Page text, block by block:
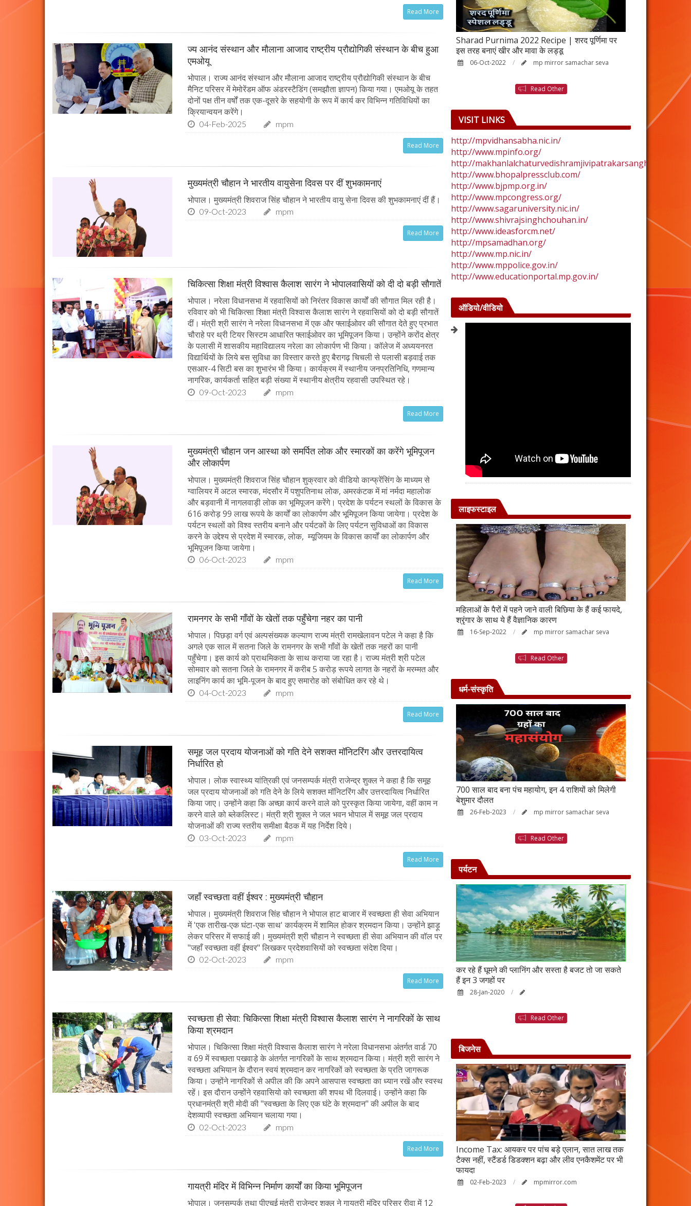
Read More
ज्य आनंद संस्थान और मौलाना आजाद राष्ट्रीय प्रौद्योगिकी संस्थान के बीच हुआ
एमओयू
भोपाल। राज्य आनंद संस्थान और मौलाना आजाद राष्ट्रीय प्रौद्योगिकी संस्थान के बीच
मैनिट परिसर में मेमोरेंडम ऑफ अंडरस्टैडिंग (समझौता ज्ञापन) किया गया। एमओयू के तहत
दोनों पक्ष तीन वर्षों तक एक-दूसरे के सहयोगी के रूप में कार्य कर विभिन्न गतिविधियों का
क्रियान्वयन करेंगे।
04-Feb-2025 mpm
Read More
मुख्यमंत्री चौहान ने भारतीय वायुसेना दिवस पर दीं शुभकामनाएं
भोपाल। मुख्यमंत्री शिवराज सिंह चौहान ने भारतीय वायु सेना दिवस की शुभकामनाएं दीं हैं।
09-Oct-2023 mpm
Read More
चिकित्सा शिक्षा मंत्री विश्वास कैलाश सारंग ने भोपालवासियों को दी दो बड़ी सौगातें
भोपाल। नरेला विधानसभा में रहवासियों को निरंतर विकास कार्यों की सौगात मिल रही है।
रविवार को भी चिकित्सा शिक्षा मंत्री विश्वास कैलाश सारंग ने रहवासियों को दो बड़ी सौगातें
दीं। मंत्री श्री सारंग ने नरेला विधानसभा में एक और फ्लाईओवर की सौगात देते हुए प्रभात
चौराहे पर थ्री टियर सिस्टम आधारित फ्लाईओवर का भूमिपूजन किया। उन्होंने करोंद क्षेत्र
के पलासी में शासकीय महाविद्यालय नरेला का लोकार्पण भी किया। कॉलेज में अध्ययनरत
विद्यार्थियों के लिये बस सुविधा का विस्तार करते हुए बैरागढ़ चिचली से पलासी बड़वाई तक
एसआर-4 सिटी बस का शुभारंभ भी किया। कार्यक्रम में स्थानीय जनप्रतिनिधि, गणमान्य
नागरिक, कार्यकर्ता सहित बड़ी संख्या में स्थानीय क्षेत्रीय रहवासी उपस्थित रहे।
09-Oct-2023 mpm
Read More
मुख्यमंत्री चौहान जन आस्था को समर्पित लोक और स्मारकों का करेंगे भूमिपूजन
और लोकार्पण
भोपाल। मुख्यमंत्री शिवराज सिंह चौहान शुक्रवार को वीडियो कान्फ्रेंसिंग के माध्यम से
ग्वालियर में अटल स्मारक, मंदसौर में पशुपतिनाथ लोक, अमरकंटक में मां नर्मदा महालोक
और बड़वानी में नागलवाड़ी लोक का भूमिपूजन करेंगे। प्रदेश के पर्यटन स्थलों के विकास के
616 करोड़ 99 लाख रूपये के कार्यों का लोकार्पण और भूमिपूजन किया जायेगा। प्रदेश के
पर्यटन स्थलों को विश्व स्तरीय बनाने और पर्यटकों के लिए पर्यटन सुविधाओं का विकास
करने के उद्देश्य से प्रदेश में स्मारक, लोक, म्यूजियम के विकास कार्यों का लोकार्पण और
भूमिपूजन किया जायेगा।
06-Oct-2023 mpm
Read More
रामनगर के सभी गाँवों के खेतों तक पहुँचेगा नहर का पानी
भोपाल। पिछड़ा वर्ग एवं अल्पसंख्यक कल्याण राज्य मंत्री रामखेलावन पटेल ने कहा है कि
अगले एक साल में सतना जिले के रामनगर के सभी गाँवों के खेतों तक नहरों का पानी
पहुँचेगा। इस कार्य को प्राथमिकता के साथ कराया जा रहा है। राज्य मंत्री श्री पटेल
सोमवार को सतना जिले के रामनगर में करीब 5 करोड़ रूपये लागत के नहरों के मरम्मत और
लाइनिंग कार्य का भूमि-पूजन के बाद हुए समारोह को संबोधित कर रहे थे।
04-Oct-2023 mpm
Read More
समूह जल प्रदाय योजनाओं को गति देने सशक्त मॉनिटरिंग और उत्तरदायित्व
निर्धारित हो
भोपाल। लोक स्वास्थ्य यांत्रिकी एवं जनसम्पर्क मंत्री राजेन्द्र शुक्ल ने कहा है कि समूह
जल प्रदाय योजनाओं को गति देने के लिये सशक्त मॉनिटरिंग और उत्तरदायित्व निर्धारित
किया जाए। उन्होंने कहा कि अच्छा कार्य करने वाले को पुरस्कृत किया जायेगा, वहीं काम न
करने वाले को ब्लेकलिस्ट। मंत्री श्री शुक्ल ने जल भवन भोपाल में समूह जल प्रदाय
योजनाओं की राज्य स्तरीय समीक्षा बैठक में यह निर्देश दिये।
03-Oct-2023 mpm
Read More
जहाँ स्वच्छता वहीं ईश्वर : मुख्यमंत्री चौहान
भोपाल। मुख्यमंत्री शिवराज सिंह चौहान ने भोपाल हाट बाजार में स्वच्छता ही सेवा अभियान
में 'एक तारीख-एक घंटा-एक साथ' कार्यक्रम में शामिल होकर श्रमदान किया। उन्होंने झाड़ू
लेकर परिसर में सफाई की। मुख्यमंत्री श्री चौहान ने स्वच्छता ही सेवा अभियान की वॉल पर
"जहाँ स्वच्छता वहीं ईश्वर" लिखकर प्रदेशवासियों को स्वच्छता संदेश दिया।
02-Oct-2023 mpm
Read More
स्वच्छता ही सेवा: चिकित्सा शिक्षा मंत्री विश्वास कैलाश सारंग ने नागरिकों के साथ
किया श्रमदान
भोपाल। चिकित्सा शिक्षा मंत्री विश्वास कैलाश सारंग ने नरेला विधानसभा अंतर्गत वार्ड 70
व 69 में स्वच्छता पखवाड़े के अंतर्गत नागरिकों के साथ श्रमदान किया। मंत्री श्री सारंग ने
स्वच्छता अभियान के दौरान स्वयं श्रमदान कर नागरिकों को स्वच्छता के प्रति जागरूक
किया। उन्होंने नागरिकों से अपील की कि अपने आसपास स्वच्छता का ध्यान रखें और स्वस्थ
रहें। इस दौरान उन्होंने रहवासियो को स्वच्छता की शपथ भी दिलवाई। उन्होंने कहा कि
प्रधानमंत्री श्री मोदी की "स्वच्छता के लिए एक घंटे के श्रमदान" की अपील के बाद
देशव्यापी स्वच्छता अभियान चलाया गया।
02-Oct-2023 mpm
Read More
गायत्री मंदिर में विभिन्न निर्माण कार्यों का किया भूमिपूजन
भोपाल। जनसम्पर्क तथा पीएचई मंत्री राजेन्द्र शुक्ल ने गायत्री मंदिर परिसर रीवा में 12
दोगुना जब इस तरह बनाएंगे गुड़-मूंगफली की चिक्की
Sharad Purnima 2022 Recipe | शरद पूर्णिमा पर
इस तरह बनाएं खीर और मावा के लड्डू
06-Oct-2022 mp mirror samachar seva
Read Other
VISIT LINKS
http://mpvidhansabha.nic.in/
http://www.mpinfo.org/
http://makhanlalchaturvedishramjivipatrakarsangh.com/
http://www.bhopalpressclub.com/
http://www.bjpmp.org.in/
http://www.mpcongress.org/
http://www.sagaruniversity.nic.in/
http://www.shivrajsinghchouhan.in/
http://www.ideasforcm.net/
http://mpsamadhan.org/
http://www.mp.nic.in/
http://www.mppolice.gov.in/
http://www.educationportal.mp.gov.in/
ऑडियो/वीडियो
लाइफस्टाइल
घर पर ही बनाएं काजल और मॉइश्चराइजर
21-Sep-2022 mp mirror samachar seva
महिलाओं के पैरों में पहने जाने वाली बिछिया के हैं कई फायदे,
श्रृंगार के साथ ये हैं वैज्ञानिक कारण
16-Sep-2022 mp mirror samachar seva
Read Other
धर्म-संस्कृति
Hanuman Jayanti 2023 : हनुमान जयंती पर राशि के
अनुसार करें मंत्रों का जाप, जरूर मिलेगा पूजा का फल
02-Apr-2023 mp mirror samachar seva
700 साल बाद बना पंच महायोग, इन 4 राशियों को मिलेगी
बेशुमार दौलत
26-Feb-2023 mp mirror samachar seva
Read Other
पर्यटन
कर रहे हैं घूमने की प्लानिंग और सस्ता है बजट तो जा सकते
हैं इन 3 जगहों पर
28-Jan-2020
Read Other
बिजनेस
सात ट्रेडिंग सेशन में 9 लाख करोड़ घटा अदाणी समूह का
05-Feb-2023 mp mirror samachar seva
Income Tax: आयकर पर पांच बड़े एलान, सात लाख तक
टैक्स नहीं, स्टैंडर्ड डिडक्शन बढ़ा और लीव एनकैशमेंट पर भी
फायदा
02-Feb-2023 mpmirror.com
वर्ष 2023 में भी
विकेंद्रीकरण का
17-Jan-2023